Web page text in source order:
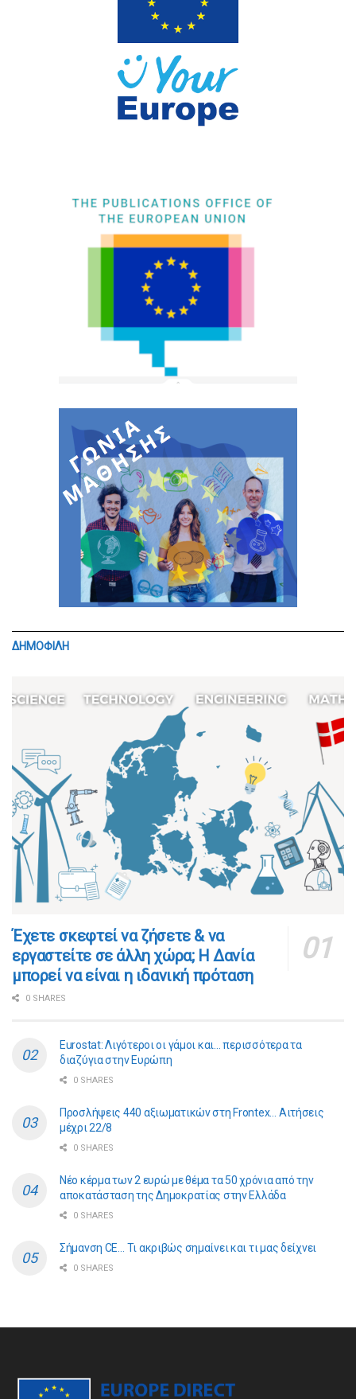
ΔΗΜΟΦΙΛΗ
​​Έχετε σκεφτεί να ζήσετε & να
εργαστείτε σε άλλη χώρα; Η Δανία
μπορεί να είναι η ιδανική πρόταση
0 SHARES
Eurostat: Λιγότεροι οι γάμοι και… περισσότερα τα
διαζύγια στην Ευρώπη
0 SHARES
Προσλήψεις 440 αξιωματικών στη Frontex… Αιτήσεις
μέχρι 22/8
0 SHARES
Νέο κέρμα των 2 ευρώ με θέμα τα 50 χρόνια από την
αποκατάσταση της Δημοκρατίας στην Ελλάδα
0 SHARES
Σήμανση CE… Τι ακριβώς σημαίνει και τι μας δείχνει
0 SHARES